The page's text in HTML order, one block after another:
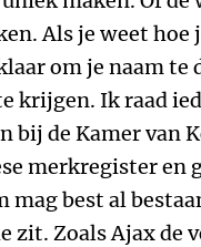
Als je weet hoe
om je naam te
krijgen. Ik raad
bij de Kamer van
merkregister en
mag best al
zit. Zoals Ajax de